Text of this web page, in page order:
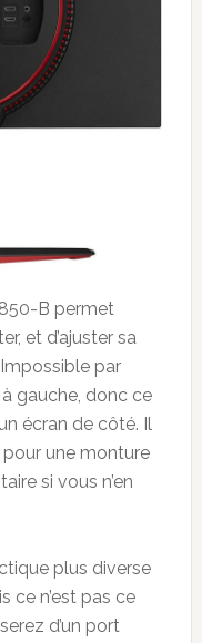
B permet
et d’ajuster sa
par
gauche, donc ce
écran de côté. Il
une monture
si vous n’en
plus diverse
ce n’est pas ce
d’un port